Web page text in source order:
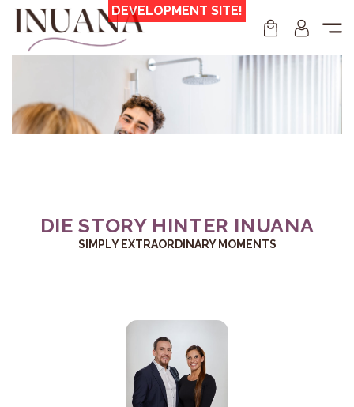
Zum
Inhalt
springen
DIE STORY HINTER INUANA
SIMPLY EXTRAORDINARY MOMENTS